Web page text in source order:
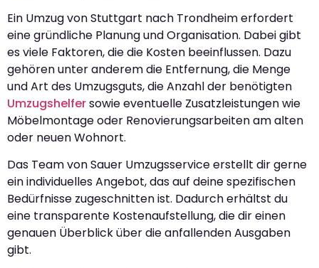
Ein Umzug von Stuttgart nach Trondheim erfordert
eine gründliche Planung und Organisation. Dabei gibt
es viele Faktoren, die die Kosten beeinflussen. Dazu
gehören unter anderem die Entfernung, die Menge
und Art des Umzugsguts, die Anzahl der benötigten
Umzugshelfersowie eventuelle Zusatzleistungen wie
Möbelmontage oder Renovierungsarbeiten am alten
oder neuen Wohnort.
Das Team von Sauer Umzugsservice erstellt dir gerne
ein individuelles Angebot, das auf deine spezifischen
Bedürfnisse zugeschnitten ist. Dadurch erhältst du
eine transparente Kostenaufstellung, die dir einen
genauen Überblick über die anfallenden Ausgaben
gibt.